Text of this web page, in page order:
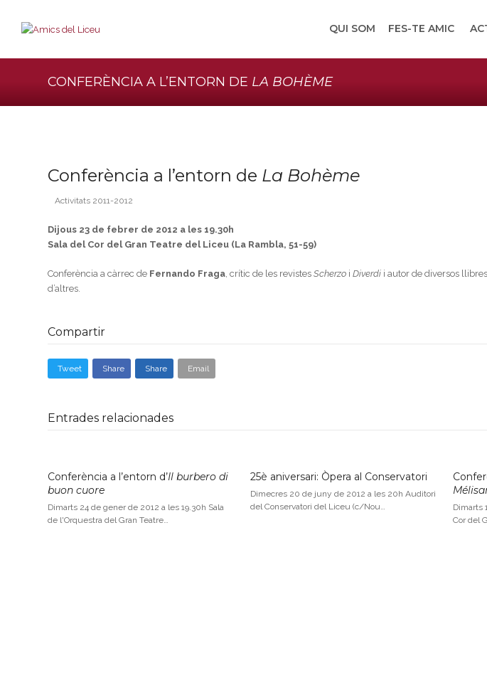
QUI SOM FES-TE AMIC
CONFERÈNCIA A L’ENTORN DE LA BOHÈME
Conferència a l’entorn de La Bohème
Activitats 2011-2012
Dijous 23 de febrer de 2012 a les 19.30h
Sala del Cor del Gran Teatre del Liceu (La Rambla, 51-59)
Conferència a càrrec de Fernando Fraga, crític de les revistesScherzo iDiverdi i autor de diversos
d’altres.
Compartir
Tweet Share Share Email
Entrades relacionades
Conferència a l’entorn d’Il burbero di
buon cuore
Dimarts 24 de gener de 2012 a les 19.30h Sala
de l'Orquestra del Gran Teatre…
25è aniversari: Òpera al Conservatori
Dimecres 20 de juny de 2012 a les 20h Auditori
del Conservatori del Liceu (c/Nou…
Dimarts
Cor del